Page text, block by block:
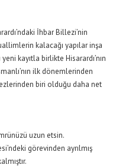
İhbar Billezi’nin
kalacağı yapılar inşa
kayıtla birlikte Hisarardı’nın
ilk dönemlerinden
biri olduğu daha net
uzun etsin.
görevinden ayrılmış